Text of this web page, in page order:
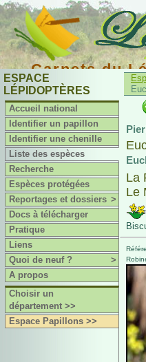
Carnets du
ESPACE
LÉPIDOPTÈRES
Accueil national
Identifier un papillon
Identifier une chenille
Liste des espèces
Recherche
Espèces protégées
Reportages et dossiers >
Docs à télécharger
Pratique
Liens
Quoi de neuf ?
>
A propos
Choisir un
département >>
Espace Papillons >>
La
Le